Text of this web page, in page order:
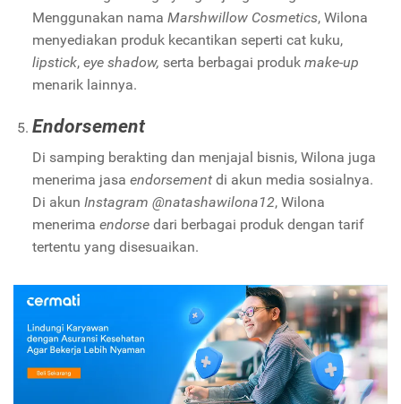
Menggunakan nama Marshwillow Cosmetics, Wilona
menyediakan produk kecantikan seperti cat kuku,
lipstick, eye shadow, serta berbagai produk make-up
menarik lainnya.
Endorsement
Di samping berakting dan menjajal bisnis, Wilona juga
menerima jasa endorsementdi akun media sosialnya.
Di akun Instagram @natashawilona12, Wilona
menerima endorsedari berbagai produk dengan tarif
tertentu yang disesuaikan.